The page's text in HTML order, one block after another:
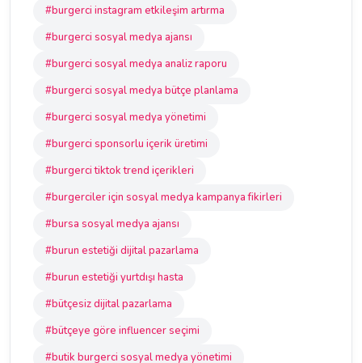
#burgerci instagram etkileşim artırma
#burgerci sosyal medya ajansı
#burgerci sosyal medya analiz raporu
#burgerci sosyal medya bütçe planlama
#burgerci sosyal medya yönetimi
#burgerci sponsorlu içerik üretimi
#burgerci tiktok trend içerikleri
#burgerciler için sosyal medya kampanya fikirleri
#bursa sosyal medya ajansı
#burun estetiği dijital pazarlama
#burun estetiği yurtdışı hasta
#bütçesiz dijital pazarlama
#bütçeye göre influencer seçimi
#butik burgerci sosyal medya yönetimi